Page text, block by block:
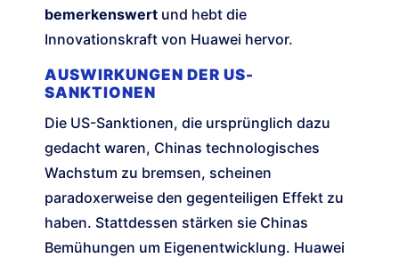
bemerkenswert und hebt die
Innovationskraft von Huawei hervor.
AUSWIRKUNGEN DER US-
SANKTIONEN
Die US-Sanktionen, die ursprünglich dazu
gedacht waren, Chinas technologisches
Wachstum zu bremsen, scheinen
paradoxerweise den gegenteiligen Effekt zu
haben. Stattdessen stärken sie Chinas
Bemühungen um Eigenentwicklung. Huawei